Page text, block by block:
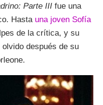
Parte III fue una
Hasta una joven Sofía
de la crítica, y su
después de su